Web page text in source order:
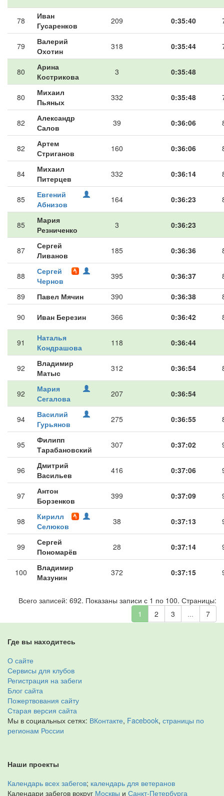
78
Иван
Гусаренков
209 0:35:40
79
Валерий
Охотин
318 0:35:44
80
Арина
Кострикова
3 0:35:48
80
Михаил
Пьяных
332 0:35:48
82
Александр
Салов
39 0:36:06
82
Артем
Стриганов
160 0:36:06
84
Михаил
Питерцев
332 0:36:14
85
Евгений
Абнизов
164 0:36:23
85
Мария
Резниченко
3 0:36:23
87
Сергей
Ливанов
185 0:36:36
88
Сергей
Чернов
395 0:36:37
89 Павел Мячин 390 0:36:38
90 Иван Березин 366 0:36:42
91
Наталья
Кондрашова
118 0:36:44
92
Владимир
Матыс
312 0:36:54
92
Мария
Сегалова
207 0:36:54
94
Василий
Гурьянов
275 0:36:55
95
Филипп
Тарабановский
307 0:37:02
96
Дмитрий
Васильев
416 0:37:06
97
Антон
Борзенков
399 0:37:09
98
Кирилл
Селюков
38 0:37:13
99
Сергей
Пономарёв
28 0:37:14
100
Владимир
Мазунин
372 0:37:15
Всего записей: 692. Показаны записи с 1 по 100. Страницы:
1
2 3 ... 7
Где вы находитесь
О сайте
Сервисы для клубов
Регистрация на забеги
Блог сайта
Пожертвования сайту
Старая версия сайта
Мы в социальных сетях: ВКонтакте, Facebook, страницы по
регионам России
Наши проекты
Календарь всех забегов; календарь для ветеранов
Календари забегов вокруг Москвы и Санкт-Петербурга